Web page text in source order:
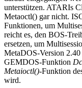
unterstützen. ATARIs
Metaoctl() gar nicht.
Funktionen, um
reicht es, den BOS-
ersetzen, um
MetaDOS-Version
GEMDOS-Funktion
Metaioctl()-Funktion
wird.